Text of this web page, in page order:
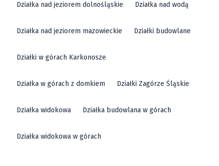
Działka nad jeziorem dolnośląskie Działka nad wodą
Działka nad jeziorem mazowieckie Działki budowlane
Działki w górach Karkonosze
Działka w górach z domkiem Działki Zagórze Śląskie
Działka widokowa Działka budowlana w górach
Działka widokowa w górach